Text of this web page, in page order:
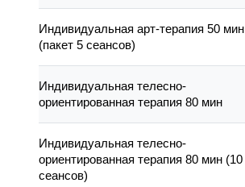
Индивидуальная арт-терапия 50 мин
(пакет 5 сеансов)
Индивидуальная телесно-
ориентированная терапия 80 мин
Индивидуальная телесно-
ориентированная терапия 80 мин (10
сеансов)